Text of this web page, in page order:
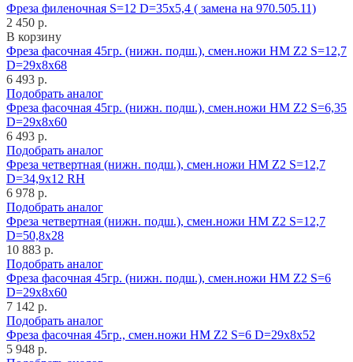
Фреза филеночная S=12 D=35x5,4 ( замена на 970.505.11)
2 450 р.
В корзину
Фреза фасочная 45гр. (нижн. подш.), смен.ножи HM Z2 S=12,7
D=29x8x68
6 493 р.
Подобрать аналог
Фреза фасочная 45гр. (нижн. подш.), смен.ножи HM Z2 S=6,35
D=29x8x60
6 493 р.
Подобрать аналог
Фреза четвертная (нижн. подш.), смен.ножи HM Z2 S=12,7
D=34,9x12 RH
6 978 р.
Подобрать аналог
Фреза четвертная (нижн. подш.), смен.ножи HM Z2 S=12,7
D=50,8x28
10 883 р.
Подобрать аналог
Фреза фасочная 45гр. (нижн. подш.), смен.ножи HM Z2 S=6
D=29x8x60
7 142 р.
Подобрать аналог
Фреза фасочная 45гр., смен.ножи HM Z2 S=6 D=29x8x52
5 948 р.